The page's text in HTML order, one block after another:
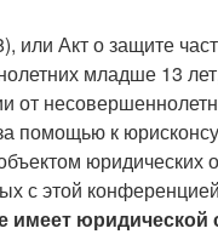
или Акт о защите
младше 13
от
помощью к
юридических
с этой
имеет юридической